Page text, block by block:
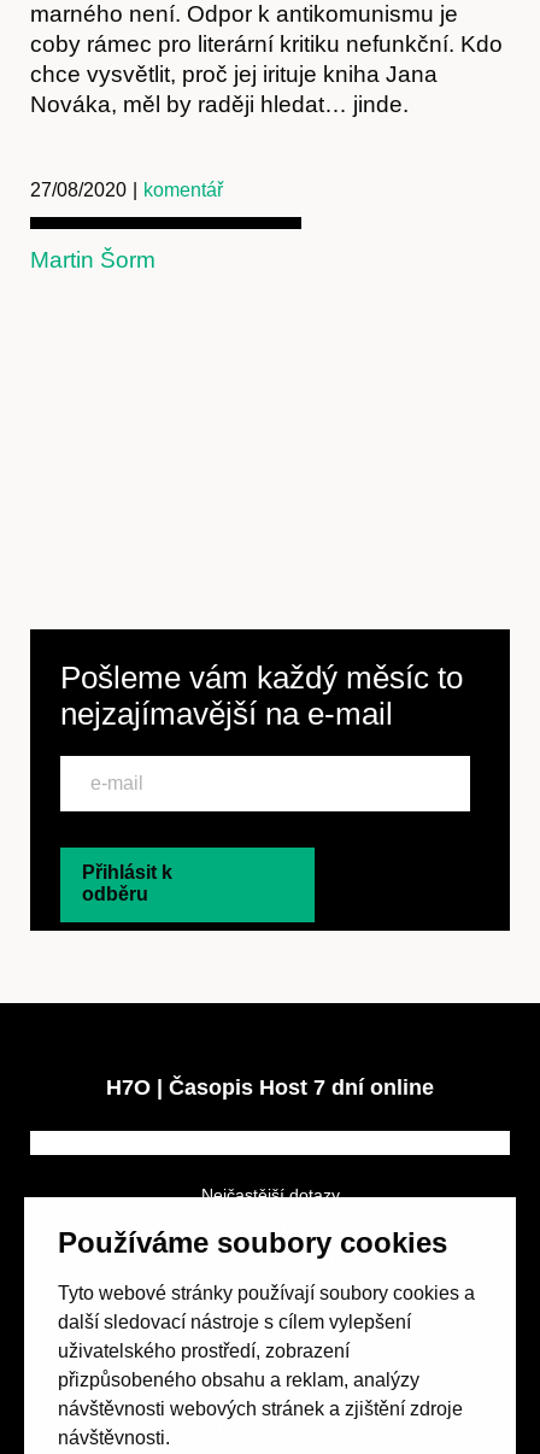
Používáme soubory cookies
Tyto webové stránky používají soubory cookies a
další sledovací nástroje s cílem vylepšení
uživatelského prostředí, zobrazení
přizpůsobeného obsahu a reklam, analýzy
návštěvnosti webových stránek a zjištění zdroje
návštěvnosti.
Předplatné
marného není. Odpor k antikomunismu je
coby rámec pro literární kritiku nefunkční. Kdo
chce vysvětlit, proč jej irituje kniha Jana
Nováka, měl by raději hledat… jinde.
27/08/2020 komentář
Martin Šorm
Pošleme vám každý měsíc to
nejzajímavější na e-mail
Přihlásit k
odběru
H7O | Časopis Host 7 dní online
Nejčastější dotazy
Obchodní podmínky
Spolek přátel vydávání